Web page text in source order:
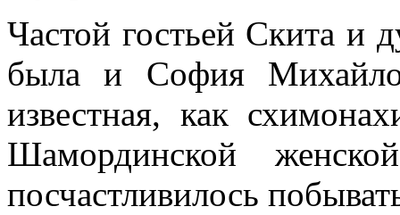
Частой гостьей Скита и
была и София
известная, как
Шамординской
посчастливилось